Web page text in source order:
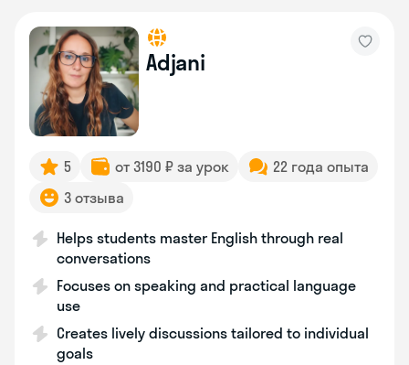
Adjani
5 от 3190 ₽ за урок
22 года опыта
3 отзыва
Helps students master English through real
conversations
Focuses on speaking and practical language
use
Creates lively discussions tailored to individual
goals